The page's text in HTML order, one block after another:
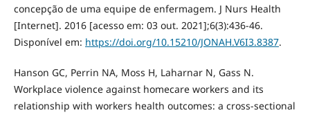
concepção de uma equipe de enfermagem. J Nurs Health
[Internet]. 2016 [acesso em: 03 out. 2021];6(3):436-46.
Disponível em: https://doi.org/10.15210/JONAH.V6I3.8387.
Hanson GC, Perrin NA, Moss H, Laharnar N, Gass N.
Workplace violence against homecare workers and its
relationship with workers health outcomes: a cross-sectional